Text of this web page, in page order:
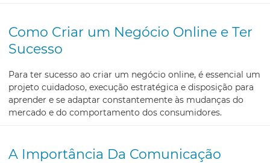
Como Criar um Negócio Online e Ter
Sucesso
Para ter sucesso ao criar um negócio online, é essencial um
projeto cuidadoso, execução estratégica e disposição para
aprender e se adaptar constantemente às mudanças do
mercado e do comportamento dos consumidores.
A Importância Da Comunicação